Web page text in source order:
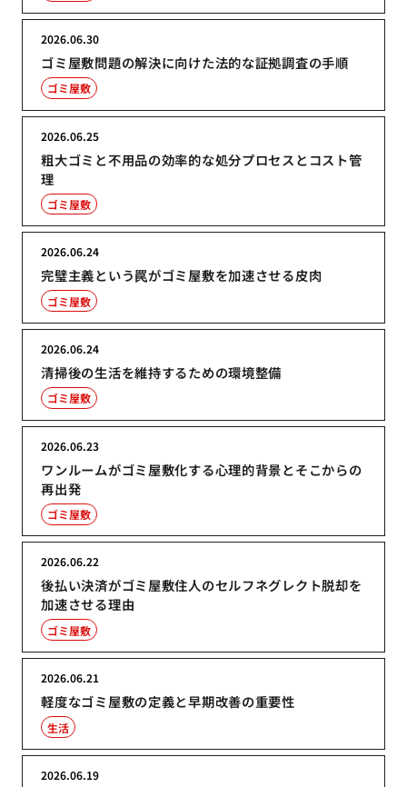
ゴミ屋敷問題の解決に向けた法的な証拠調査の手順
2026.06.30
ゴミ屋敷
粗大ゴミと不用品の効率的な処分プロセスとコスト管
理
2026.06.25
ゴミ屋敷
完璧主義という罠がゴミ屋敷を加速させる皮肉
2026.06.24
ゴミ屋敷
清掃後の生活を維持するための環境整備
2026.06.24
ゴミ屋敷
ワンルームがゴミ屋敷化する心理的背景とそこからの
再出発
2026.06.23
ゴミ屋敷
後払い決済がゴミ屋敷住人のセルフネグレクト脱却を
加速させる理由
2026.06.22
ゴミ屋敷
軽度なゴミ屋敷の定義と早期改善の重要性
2026.06.21
生活
2026.06.19